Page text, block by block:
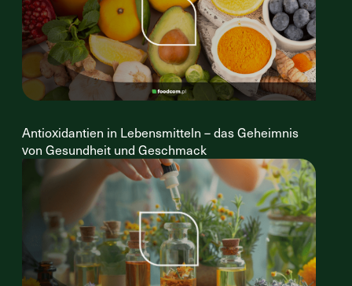
Antioxidantien in Lebensmitteln – das Geheimnis
von Gesundheit und Geschmack